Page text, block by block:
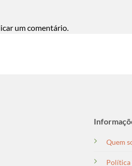
um comentário.
Quem
Política